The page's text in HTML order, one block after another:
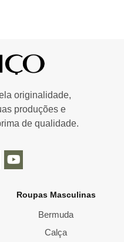
originalidade,
produções e
de qualidade.
Roupas Masculinas
Bermuda
Calça